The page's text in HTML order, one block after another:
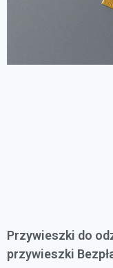
Przywieszki do
przywieszki